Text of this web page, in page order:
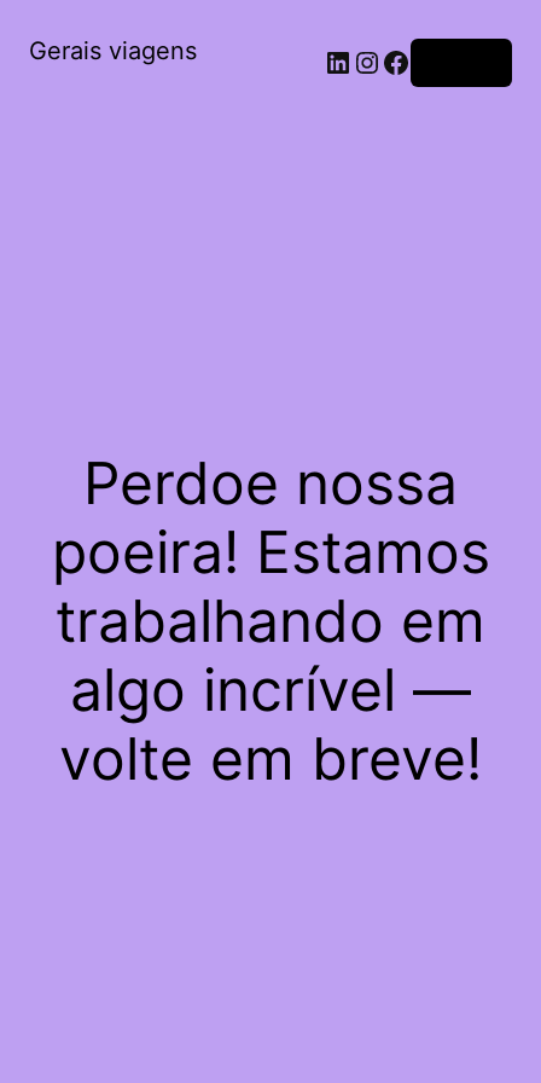
Gerais viagens
Perdoe nossa
poeira! Estamos
trabalhando em
algo incrível —
volte em breve!